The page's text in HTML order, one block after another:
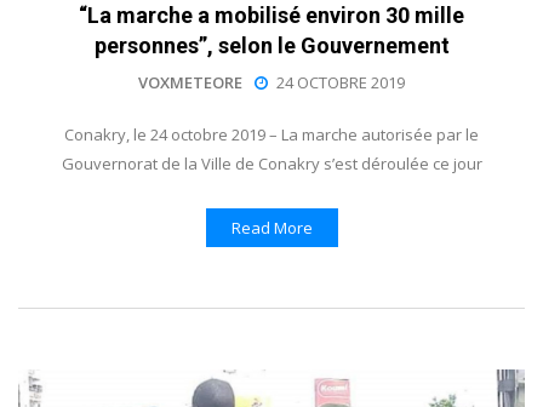
“La marche a mobilisé environ 30 mille
personnes”, selon le Gouvernement
VOXMETEORE 24 OCTOBRE 2019
Conakry, le 24 octobre 2019 – La marche autorisée par le
Gouvernorat de la Ville de Conakry s’est déroulée ce jour
Read More